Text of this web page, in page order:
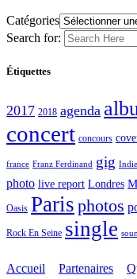
Catégories
Search for:
Étiquettes
2017 2018 agenda
concert concours
france Franz Ferdinand gig Indie
photo live report Londres
Oasis Paris photos
Rock En Seine single
Accueil Partenaires